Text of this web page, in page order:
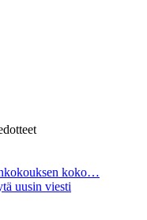
koko…
uusin viesti